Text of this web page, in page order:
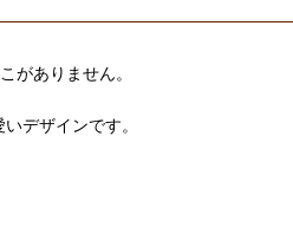
がありません。
デザインです。